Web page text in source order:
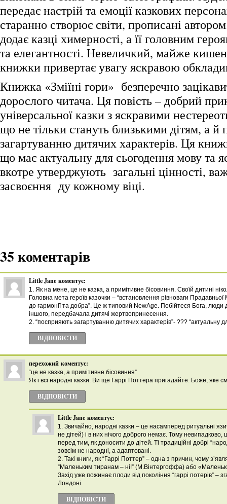
передає настрій та емоції казкових
старанно створює світи, прописані
додає казці химерності, а її головним
та елегантності. Невеличкий, майже
книжки привертає увагу яскравою
Книжка «Зміїні гори» безперечно
дорослого читача. Ця повість – добрий
універсальної казки з яскравими
що не тільки стануть близькими дітям, а й
загартуванню дитячих характерів. Ця
що має актуальну для сьогодення мову та
вкотре утверджують загальні цінності,
засвоєння ду кожному віці.
35 коментарів
Little Jane коментує:
1. Як на мене, це не казка, а примітивне бісовиння. Своїй дитині
Головна мета героїв казочки – “встановлення рівноваги Прадавньої
до гармонії та добра”. Це ж типовий NewAge. Побійтеся Бога, люди
іншого, передбачала дитячі жертвопринесення.
2. “посприяють загартуванню дитячих характерів”- ??? “актуальну
ВІДПОВІCТИ
перехожий коментує:
“це не казка, а примітивне бісовиння”
Як і всі народні казки. Ви ще Гаррі Поттера пригадайте. Боже, яке
ВІДПОВІCТИ
Little Jane коментує:
1. Звичайно, народні казки – це насамперед ритуальні
не дітей) і в них нічого доброго немає. Тому невипадково,
перед тим, як доносити до дітей. Ті традиційні добрі
зовсім не народні, а адаптовані.
2. Такі книги, як “Гаррі Поттер” – одна з причин, чому
“Маленьким тиранам – ні!” (М.Вінтергоффа) або
Захід уже пожинає плоди від покоління “гаррі потерів” –
Лондоні.
ВІДПОВІCТИ